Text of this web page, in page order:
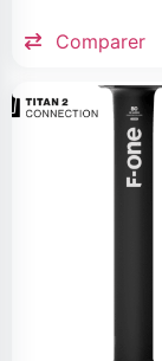
Comparer